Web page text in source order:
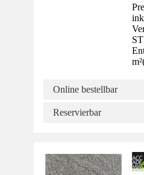
ST
m²
Online bestellbar
Reservierbar